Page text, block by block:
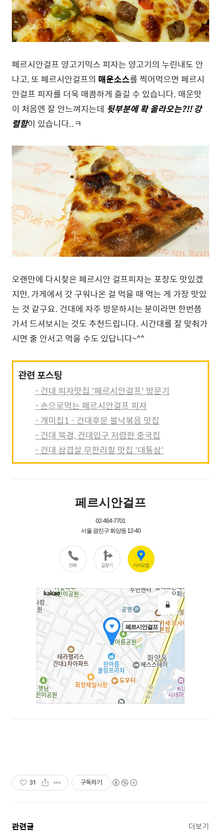
페르시안걸프 양고기믹스 피자는 양고기의 누린내도 안
나고, 또 페르시안걸프의 매운소스를 찍어먹으면 페르시
안걸프 피자를 더욱 매콤하게 즐길 수 있습니다. 매운맛
이 처음엔 잘 안느껴지는데 뒷부분에 확 올라오는?!! 강
렬함이 있습니다..ㅋ
오랜만에 다시찾은 페르시안 걸프피자는 포장도 맛있겠
지만, 가게에서 갓 구워나온 걸 먹을 때 먹는 게 가장 맛있
는 것 같구요. 건대에 자주 방문하시는 분이라면 한번쯤
가서 드셔보시는 것도 추천드립니다. 시간대를 잘 맞춰가
시면 줄 안서고 먹을 수도 있답니다~^^
관련 포스팅
- 건대 피자맛집 '페르시안걸프' 방문기
- 손으로먹는 페르시안걸프 피자
- 개미집1 - 건대후문 불낙볶음 맛집
- 건대 북경, 건대입구 저렴한 중국집
- 건대 삼겹살 무한리필 맛집 '대통삼'
31 구독하기
관련글 더보기